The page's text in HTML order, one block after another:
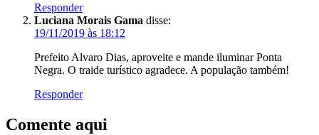
Responder
Luciana Morais Gama disse:
19/11/2019 às 18:12
Prefeito Alvaro Dias, aproveite e mande iluminar Ponta
Negra. O traide turístico agradece. A população também!
Responder
Comente aqui